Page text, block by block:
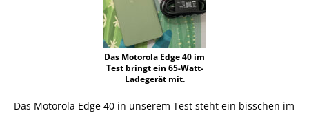
Das Motorola Edge 40 im
Test bringt ein 65-Watt-
Ladegerät mit.
Das Motorola Edge 40 in unserem Test steht ein bisschen im